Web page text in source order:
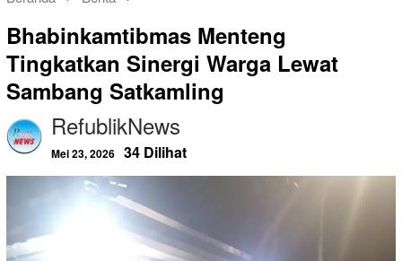
Bhabinkamtibmas Menteng
Tingkatkan Sinergi Warga Lewat
Sambang Satkamling
RefublikNews
Mei 23, 2026 34 Dilihat